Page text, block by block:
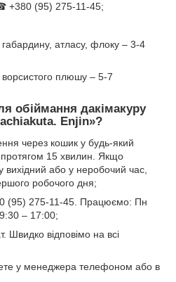
+380 (95) 275-11-45;
атласу, флоку – 3-4
плюшу – 5-7
обіймання дакімакуру
Enjin»?
через кошик у будь-який
15 хвилин. Якщо
або у неробочий час,
робочого дня;
(95) 275-11-45. Працюємо: Пн
– 17:00;
Швидко відповімо на всі
у менеджера телефоном або в